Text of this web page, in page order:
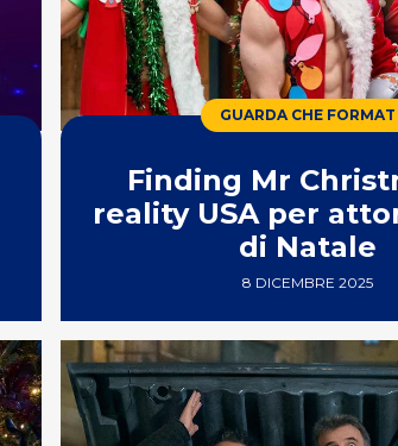
GUARDA CHE FORMAT
Finding Mr
reality USA per
di Natale
8 DICEMBRE 2025